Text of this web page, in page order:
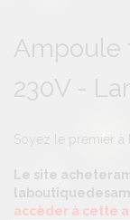
contenu
the
of
the
gallery
the
beginning
of
the
gallery
Ampoule
230V -
Soyez le premier à
Le site
accèder à cette